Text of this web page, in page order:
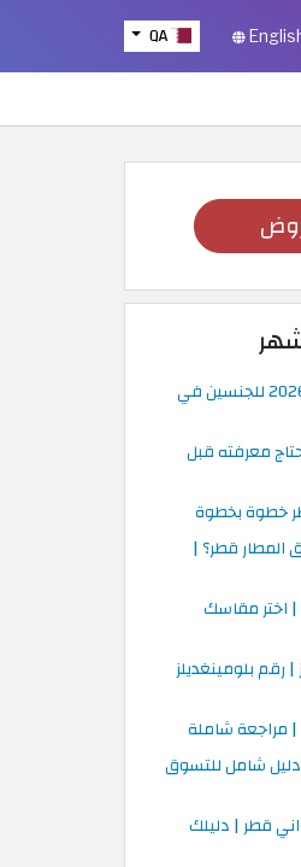
QA
اكتشف أفضل عطور اوسما 2026 للجنسين في
معرفته قبل
خطوة بخطوة
المطار قطر؟ |
اختر مقاسك
رقم بلومينغديلز
مراجعة شاملة
شامل للتسوق
قطر | دليلك